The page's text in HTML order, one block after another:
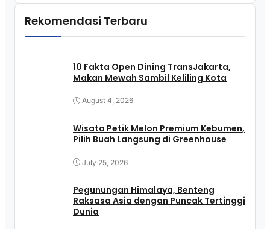
Rekomendasi Terbaru
10 Fakta Open Dining TransJakarta,
Makan Mewah Sambil Keliling Kota
August 4, 2026
Wisata Petik Melon Premium Kebumen,
Pilih Buah Langsung di Greenhouse
July 25, 2026
Pegunungan Himalaya, Benteng
Raksasa Asia dengan Puncak Tertinggi
Dunia